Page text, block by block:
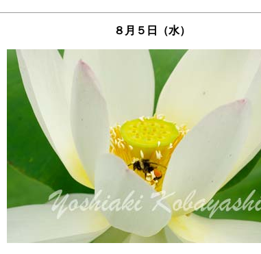
８月５日（水）